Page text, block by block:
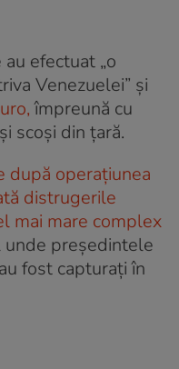
efectuat „o
Venezuelei” și
împreună cu
scoși din țară.
după operațiunea
distrugerile
mai mare complex
unde președintele
fost capturați în